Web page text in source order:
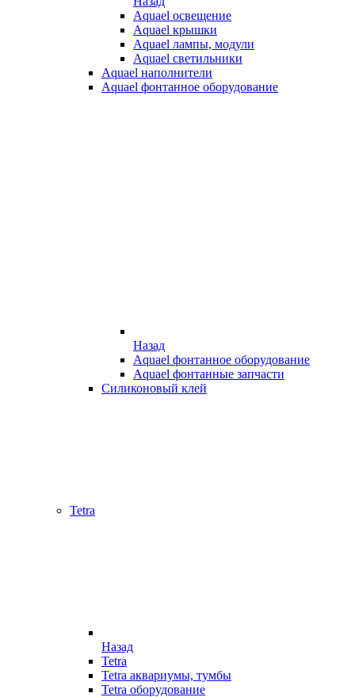
Aquael освещение
Aquael крышки
Aquael лампы, модули
Aquael светильники
Aquael наполнители
Aquael фонтанное оборудование
Назад
Aquael фонтанное оборудование
Aquael фонтанные запчасти
Силиконовый клей
Tetra
Назад
Tetra
Tetra аквариумы, тумбы
Tetra оборудование